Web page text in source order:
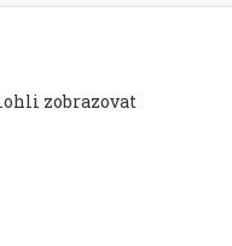
zobrazovat